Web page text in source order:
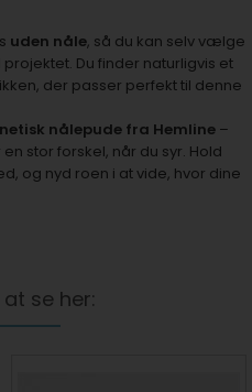
uden nåle, så du kan selv vælge
Du finder naturligvis et
der passer perfekt til denne
nålepude fra Hemline –
stor forskel, når du syr. Hold
og nyd roen i at vide, hvor dine
se her: